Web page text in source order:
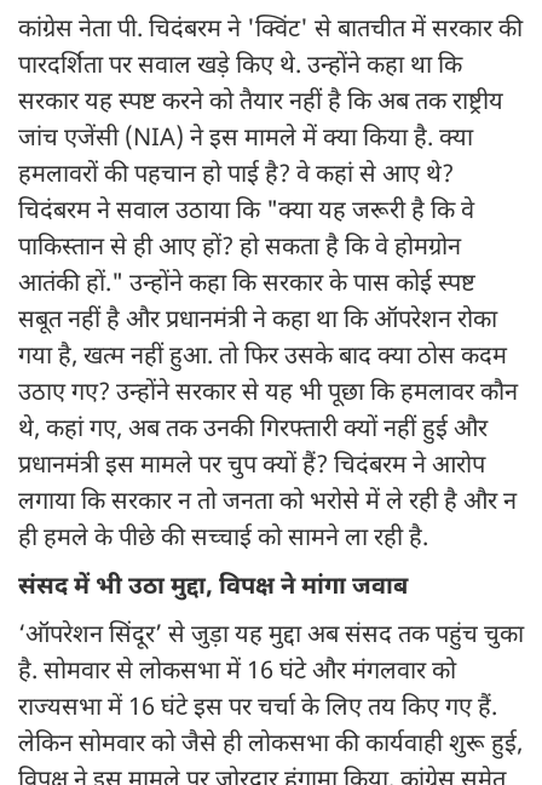
कांग्रेस नेता पी. चिदंबरम ने 'क्विंट' से बातचीत में सरकार की
पारदर्शिता पर सवाल खड़े किए थे. उन्होंने कहा था कि
सरकार यह स्पष्ट करने को तैयार नहीं है कि अब तक राष्ट्रीय
जांच एजेंसी (NIA) ने इस मामले में क्या किया है. क्या
हमलावरों की पहचान हो पाई है? वे कहां से आए थे?
चिदंबरम ने सवाल उठाया कि "क्या यह जरूरी है कि वे
पाकिस्तान से ही आए हों? हो सकता है कि वे होमग्रोन
आतंकी हों." उन्होंने कहा कि सरकार के पास कोई स्पष्ट
सबूत नहीं है और प्रधानमंत्री ने कहा था कि ऑपरेशन रोका
गया है, खत्म नहीं हुआ. तो फिर उसके बाद क्या ठोस कदम
उठाए गए? उन्होंने सरकार से यह भी पूछा कि हमलावर कौन
थे, कहां गए, अब तक उनकी गिरफ्तारी क्यों नहीं हुई और
प्रधानमंत्री इस मामले पर चुप क्यों हैं? चिदंबरम ने आरोप
लगाया कि सरकार न तो जनता को भरोसे में ले रही है और न
ही हमले के पीछे की सच्चाई को सामने ला रही है.
संसद में भी उठा मुद्दा, विपक्ष ने मांगा जवाब
‘ऑपरेशन सिंदूर’ से जुड़ा यह मुद्दा अब संसद तक पहुंच चुका
है. सोमवार से लोकसभा में 16 घंटे और मंगलवार को
राज्यसभा में 16 घंटे इस पर चर्चा के लिए तय किए गए हैं.
लेकिन सोमवार को जैसे ही लोकसभा की कार्यवाही शुरू हुई,